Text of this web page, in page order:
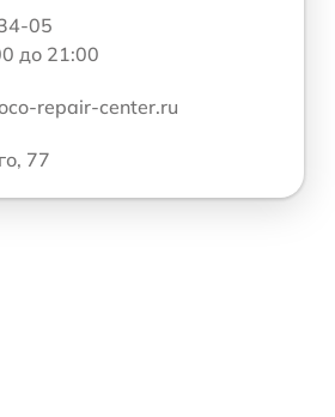
05
до 21:00
repair-center.ru
77